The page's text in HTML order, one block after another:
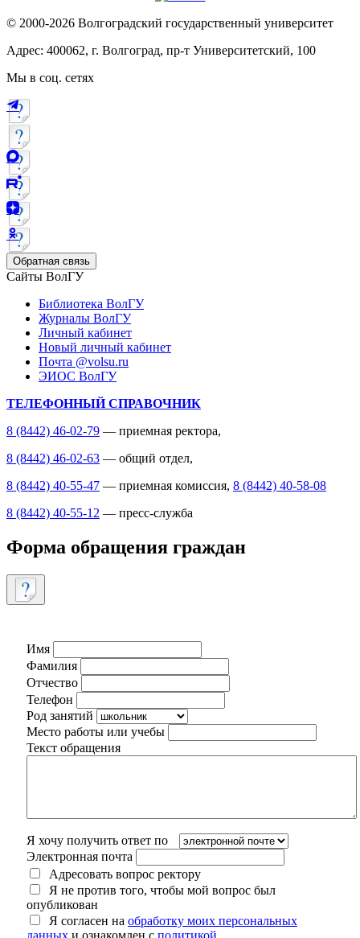
© 2000-2026 Волгоградский государственный университет
Адрес: 400062, г. Волгоград, пр-т Университетский, 100
Мы в соц. сетях
Обратная связь
Сайты ВолГУ
Библиотека ВолГУ
Журналы ВолГУ
Личный кабинет
Новый личный кабинет
Почта @volsu.ru
ЭИОС ВолГУ
ТЕЛЕФОННЫЙ СПРАВОЧНИК
8 (8442) 46-02-79 — приемная ректора,
8 (8442) 46-02-63 — общий отдел,
8 (8442) 40-55-47 — приемная комиссия, 8 (8442) 40-58-08
8 (8442) 40-55-12 — пресс-служба
Форма обращения граждан
Имя
Фамилия
Отчество
Телефон
Род занятий
Место работы или учебы
Текст обращения
Я хочу получить ответ по
Электронная почта
Адресовать вопрос ректору
Я не против того, чтобы мой вопрос был
опубликован
Я согласен на обработку моих персональных